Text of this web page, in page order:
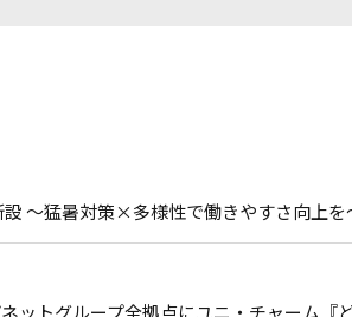
～猛暑対策×多様性で働きやすさ向上を
ットグループ全拠点にユニ・チャーム